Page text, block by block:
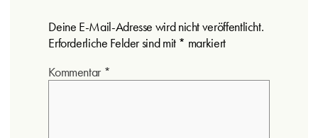
Deine E-Mail-Adresse wird nicht veröffentlicht.
Erforderliche Felder sind mit * markiert
Kommentar *